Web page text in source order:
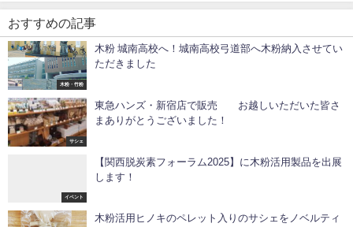
おすすめの記事
木粉・竹粉
木粉 城南高校へ！城南高校弓道部へ木粉納入させてい
ただきました
サシェ
東急ハンズ・新宿店で販売 お越しいただいた皆さ
まありがとうございました！
イベント
【関西脱炭素フォーラム2025】に木粉活用製品を出展
します！
木粉活用ヒノキのペレット入りのサシェをノベルティ